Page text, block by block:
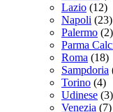
Lazio (12)
Napoli (23)
Palermo (2)
Parma
Roma (18)
Sampdoria
Torino (4)
Udinese (3)
Venezia (7)